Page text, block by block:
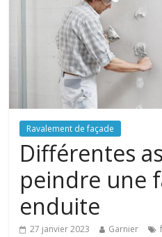
Ravalement de façade
Différentes
peindre une
enduite
27 janvier 2023 Garnier